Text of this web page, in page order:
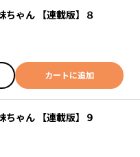
ちゃん 【連載版】８
カートに追加
ちゃん 【連載版】９